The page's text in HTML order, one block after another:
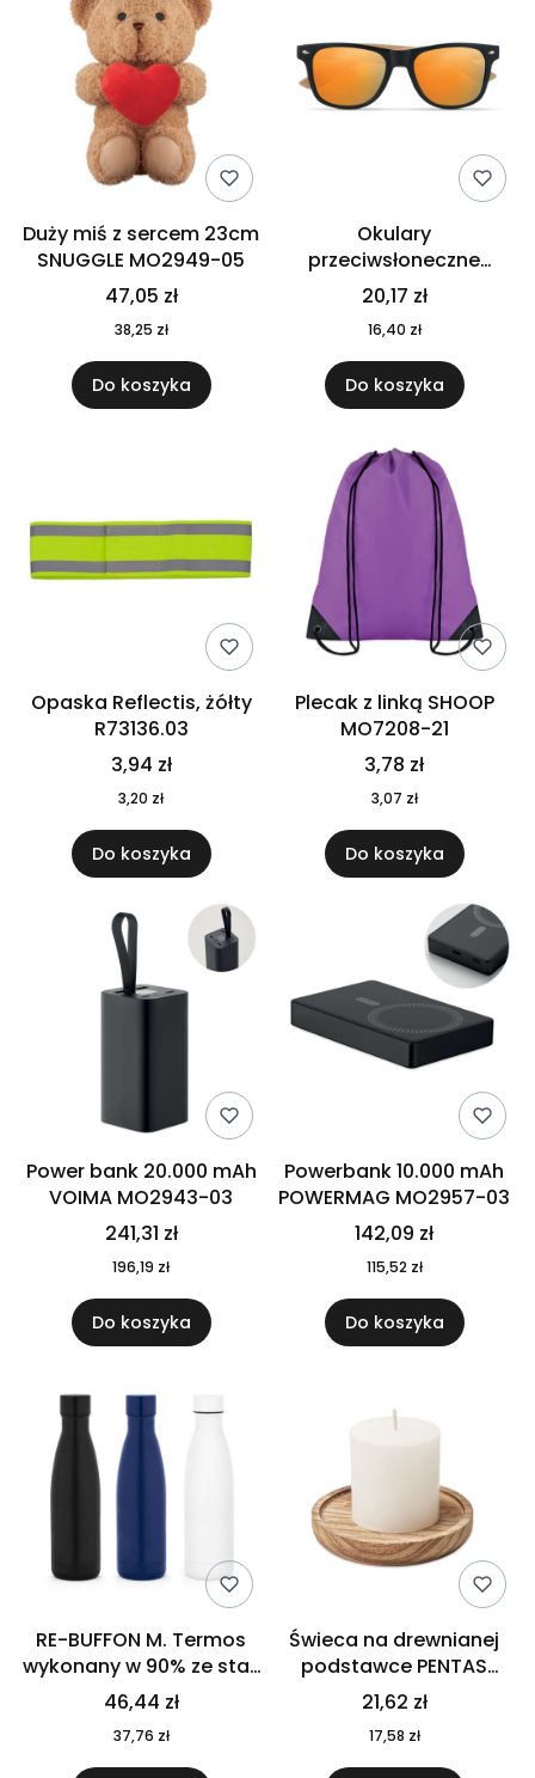
Duży miś z sercem 23cm
SNUGGLE MO2949-05
47,05 zł
38,25 zł
Do koszyka
Okulary
przeciwsłoneczne
CALIFORNIA TOUCH
MO9617-10
20,17 zł
16,40 zł
Do koszyka
Opaska Reflectis, żółty
R73136.03
3,94 zł
3,20 zł
Do koszyka
Plecak z linką SHOOP
MO7208-21
3,78 zł
3,07 zł
Do koszyka
Power bank 20.000 mAh
VOIMA MO2943-03
241,31 zł
196,19 zł
Do koszyka
Powerbank 10.000 mAh
POWERMAG MO2957-03
142,09 zł
115,52 zł
Do koszyka
RE-BUFFON M. Termos
wykonany w 90% ze stali
nierdzewnej
pochodzącej z
recyklingu 520 ml 94294
46,44 zł
37,76 zł
Świeca na drewnianej
podstawce PENTAS
MO6282-40
21,62 zł
17,58 zł